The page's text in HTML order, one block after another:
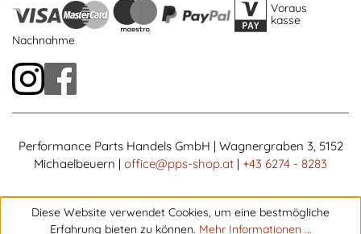
Voraus
kasse
Nachnahme
Performance Parts Handels GmbH | Wagnergraben 3, 5152
Michaelbeuern | office@pps-shop.at | +43 6274 - 8283
Diese Website verwendet Cookies, um eine bestmögliche
Erfahrung bieten zu können. Mehr Informationen ...